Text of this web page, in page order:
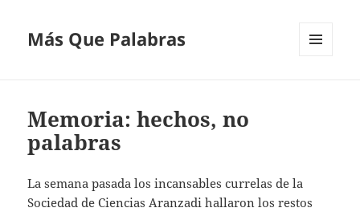
Más Que Palabras
Memoria: hechos, no
palabras
La semana pasada los incansables currelas de la
Sociedad de Ciencias Aranzadi hallaron los restos